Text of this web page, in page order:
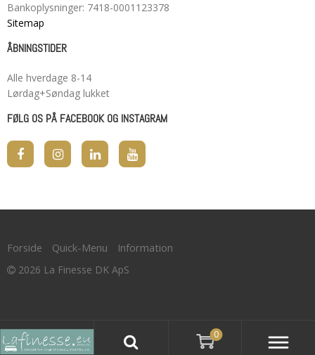
0
Bankoplysninger: 7418-0001123378
Sitemap
ÅBNINGSTIDER
Alle hverdage 8-14
Lørdag+Søndag lukket
FØLG OS PÅ FACEBOOK OG INSTAGRAM
Forside Quick-Menu Information
2026 La Finesse DK ApS